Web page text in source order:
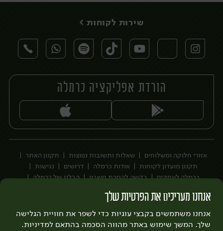
יח׳ יח׳
אנחנו מעריכים את הפרטיות שלך
אנחנו משתמשים בקבצי עוגיות כדי לשפר את חוויית הגלישה
שלך. המשך שימוש באתר מהווה הסכמה בהתאם למדיניות.
שירות לקוחות >
הורדת אפליקציה כרמלה
אזורי חלוקה ומשלוחים שאלות ותשובות נפוצות
תקנון האתר
תקנון מועדון לקוחות
אודות כרמלה דרושים
נגישות
כרמלה לעסקים
בקשה להסרת חשבון
הבלוג של כרמלה
עיצוב:3bearsפיתוח:Quatro